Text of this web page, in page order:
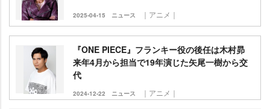
2025-04-15 ニュース ｜アニメ｜
『ONE PIECE』フランキー役の後任は木村昴
来年4月から担当で19年演じた矢尾一樹から交
代
2024-12-22 ニュース ｜アニメ｜